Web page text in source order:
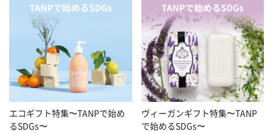
エコギフト特集〜TANPで始め
るSDGs〜
ヴィーガンギフト特集〜TANP
で始めるSDGs〜